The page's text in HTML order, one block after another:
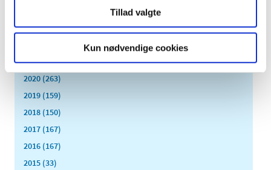
Tillad valgte
Kun nødvendige cookies
2023 (195)
2021 (516)
2020 (263)
2019 (159)
2018 (150)
2017 (167)
2016 (167)
2015 (33)